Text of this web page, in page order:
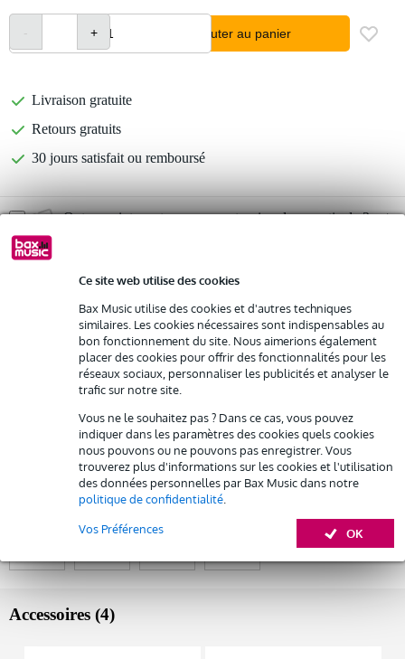
Ce site web utilise des cookies
Bax Music utilise des cookies et d'autres techniques
similaires. Les cookies nécessaires sont indispensables au
bon fonctionnement du site. Nous aimerions également
placer des cookies pour offrir des fonctionnalités pour les
réseaux sociaux, personnaliser les publicités et analyser le
trafic sur notre site.
Vous ne le souhaitez pas ? Dans ce cas, vous pouvez
indiquer dans les paramètres des cookies quels cookies
nous pouvons ou ne pouvons pas enregistrer. Vous
trouverez plus d'informations sur les cookies et l'utilisation
des données personnelles par Bax Music dans notre
politique de confidentialité
OK
Vos Préférences
Ajouter au panier
Livraison gratuite
Retours gratuits
30 jours satisfait ou remboursé
Optez maintenant pour une extension de garantie de 2
Louez ce produit
Louez ce produit à partir de 52 € par mois
Location de plusieurs produits à la fois : min. 300 € et max.
2 500 €
Livraison à domicilegratuite
Résiliation possible du contrat après 4 mois
Possibilité d'acheter votre/vos produit(s) à un tarif réduit
Remplacement rapide par Bax Music en cas de défectuosité
Informations
boîtier de scène numérique de haute qualité
format rackable 19"
8x entrée analogique
Afficher toutes les caractéristiques du produit
Autres variantes (4)
Accessoires (4)